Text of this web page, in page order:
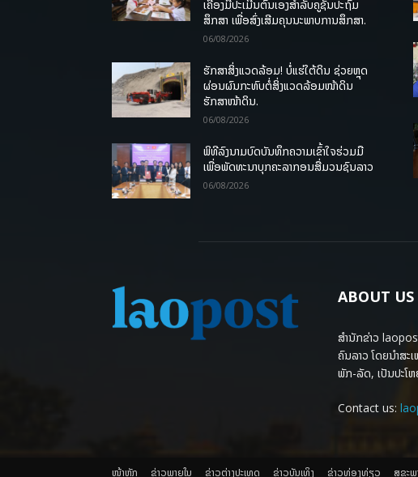
ເຄື່ອງມືປະເມີນຕົນເອງສຳລັບຄູຊັ້ນປະຖົມ
ສຶກສາ ເພື່ອສົ່ງເສີມຄຸນນະພາບການສຶກສາ.
06/08/2026
ຮັກສາສິ່ງແວດລ້ອມ! ບໍ່ແຮ່ໃຕ້ດິນ ຊ່ວຍຫຼຸດ
ຜ່ອນຜົນກະທົບຕໍ່ສິ່ງແວດລ້ອມໜ້າດິນ
ຮັກສາໜ້າດິນ.
06/08/2026
ພິທີລົງນາມບົດບັນທຶກຄວາມເຂົ້າໃຈຮ່ວມມື
ເພື່ອພັດທະນາບຸກຄະລາກອນສື່ມວນຊົນລາວ
06/08/2026
ABOUT US
ສຳນັກຂ່າວ
ຄົນລາວ ໂດຍນຳສະ
ພັກ-ລັດ, ເປັນປະໂ
Contact us:
ໜ້າຫຼັກ ຂ່າວພາຍ​ໃນ ຂ່າວຕ່າງປະເທດ ​ຂ່າວບັນເທິງ ​ຂ່າວທ່ອງທ່ຽວ ສຸຂະ